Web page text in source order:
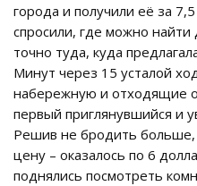
города и получили её за
спросили, где можно
точно туда, куда
Минут через 15 усталой
набережную и отходящие
первый приглянувшийся и
Решив не бродить больше,
цену – оказалось по 6
поднялись посмотреть